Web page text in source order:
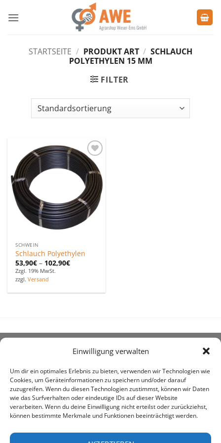
Einwilligung verwalten
Um dir ein optimales Erlebnis zu bieten, verwenden wir Technologien wie
Cookies, um Geräteinformationen zu speichern und/oder darauf
zuzugreifen. Wenn du diesen Technologien zustimmst, können wir Daten
wie das Surfverhalten oder eindeutige IDs auf dieser Website
verarbeiten. Wenn du deine Einwilligung nicht erteilst oder zurückziehst,
können bestimmte Merkmale und Funktionen beeinträchtigt werden.
Inhalt
STARTSEITE / PRODUKT ART / SCHLAUCH
POLYETHYLEN 15 MM
FILTER
Zu den
Favoriten
hinzufügen
SCHWEIN
Schlauch Polyethylen
53,90€ – 102,90€
Zzgl. 19% MwSt.
zzgl.Versand
um den Kauf landwirtschaftlicher Bedarfsartikel geht.